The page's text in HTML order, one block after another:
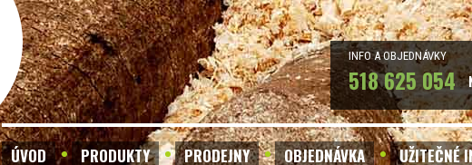
INFO A OBJEDNÁVKY
518 625 054
ÚVOD PRODUKTY PRODEJNY OBJEDNÁVKA UŽITEČNÉ